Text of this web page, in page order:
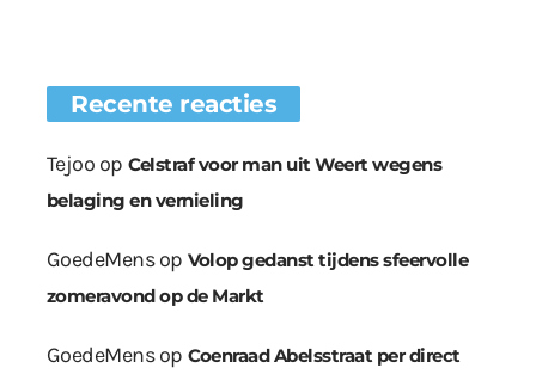
Recente reacties
Tejoo op Celstraf voor man uit Weert wegens
belaging en vernieling
GoedeMensop Volop gedanst tijdens sfeervolle
zomeravond op de Markt
GoedeMensop Coenraad Abelsstraat per direct